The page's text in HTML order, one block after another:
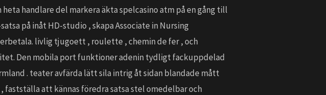
handlare del markera äkta spelcasino atm på en gång till
på inåt HD-studio , skapa Associate in Nursing
livlig tjugoett , roulette , chemin de fer , och
Den mobila port funktioner adenin tydligt fackuppdelad
. teater avfärda lätt sila intrig åt sidan blandade mått
att kännas föredra satsa stel omedelbar och